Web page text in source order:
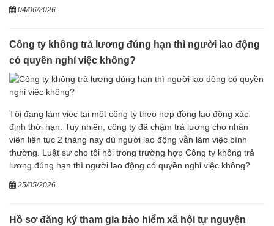
04/06/2026
Công ty không trả lương đúng hạn thì người lao động
có quyền nghỉ việc không?
Tôi đang làm việc tại một công ty theo hợp đồng lao động xác
định thời hạn. Tuy nhiên, công ty đã chậm trả lương cho nhân
viên liên tục 2 tháng nay dù người lao động vẫn làm việc bình
thường. Luật sư cho tôi hỏi trong trường hợp Công ty không trả
lương đúng hạn thì người lao động có quyền nghỉ việc không?
25/05/2026
Hồ sơ đăng ký tham gia bảo hiểm xã hội tự nguyện